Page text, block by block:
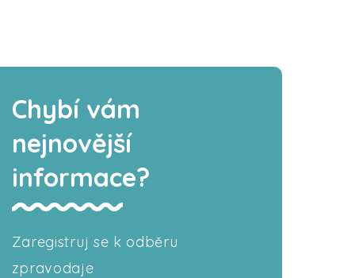
Chybí vám
nejnovější
informace?
Zaregistruj se k odběru
zpravodaje